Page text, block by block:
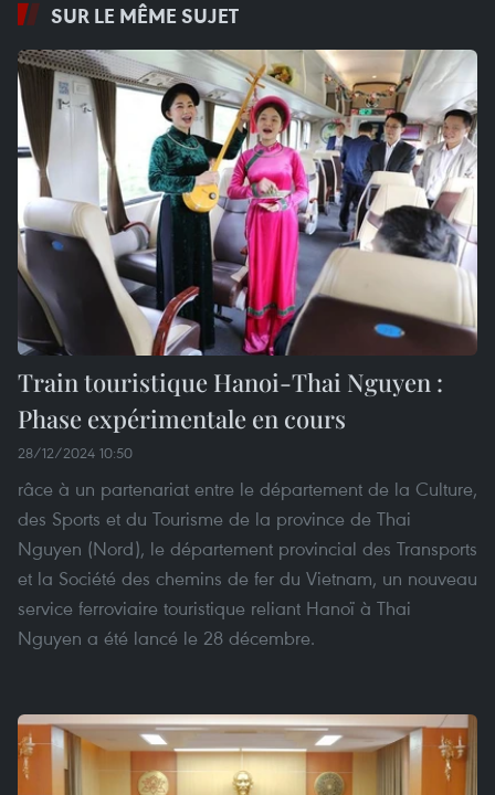
SUR LE MÊME SUJET
Train touristique Hanoi-Thai Nguyen :
Phase expérimentale en cours
28/12/2024 10:50
râce à un partenariat entre le département de la Culture,
des Sports et du Tourisme de la province de Thai
Nguyen (Nord), le département provincial des Transports
et la Société des chemins de fer du Vietnam, un nouveau
service ferroviaire touristique reliant Hanoï à Thai
Nguyen a été lancé le 28 décembre.